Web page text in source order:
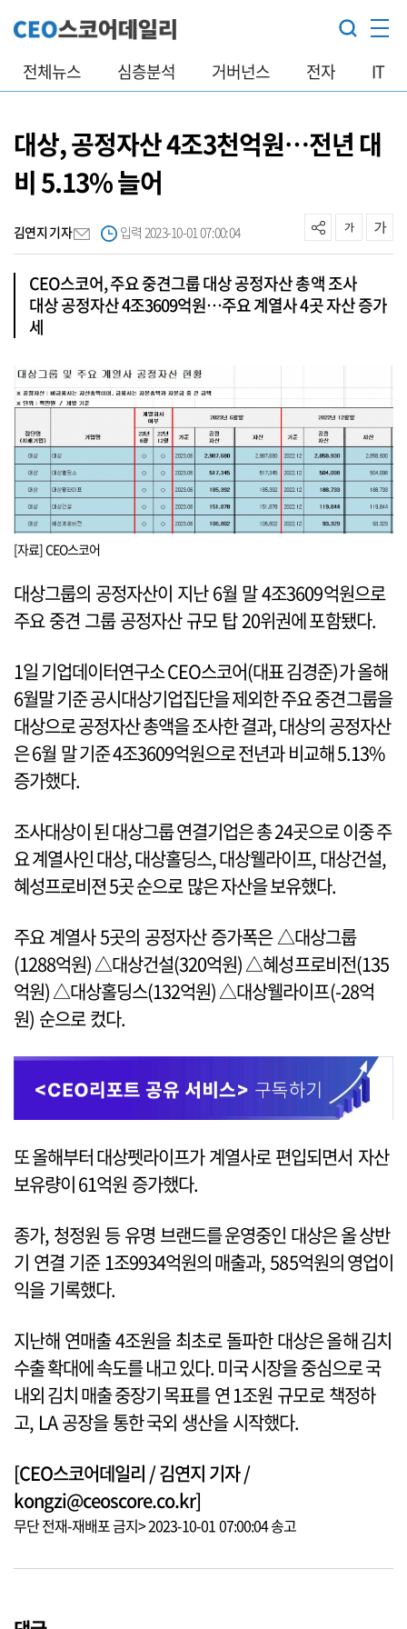
전체뉴스 심층분석 거버넌스 전자 IT
대상, 공정자산 4조3천억원…전년 대
비 5.13% 늘어
김연지 기자 입력 2023-10-01 07:00:04
CEO스코어, 주요 중견그룹 대상 공정자산 총액 조사
대상 공정자산 4조3609억원…주요 계열사 4곳 자산 증가
세
[자료] CEO스코어
대상그룹의 공정자산이 지난 6월 말 4조3609억원으로
주요 중견 그룹 공정자산 규모 탑 20위권에 포함됐다.
1일 기업데이터연구소 CEO스코어(대표 김경준)가 올해
6월말 기준 공시대상기업집단을 제외한 주요 중견그룹을
대상으로 공정자산 총액을 조사한 결과, 대상의 공정자산
은 6월 말 기준 4조3609억원으로 전년과 비교해 5.13%
증가했다.
조사대상이 된 대상그룹 연결기업은 총 24곳으로 이중 주
요 계열사인 대상, 대상홀딩스, 대상웰라이프, 대상건설,
혜성프로비젼 5곳 순으로 많은 자산을 보유했다.
주요 계열사 5곳의 공정자산 증가폭은 △대상그룹
(1288억원) △대상건설(320억원) △혜성프로비전(135
억원) △대상홀딩스(132억원) △대상웰라이프(-28억
원) 순으로 컸다.
또 올해부터 대상펫라이프가 계열사로 편입되면서 자산
보유량이 61억원 증가했다.
종가, 청정원 등 유명 브랜드를 운영중인 대상은 올 상반
기 연결 기준 1조9934억원의 매출과, 585억원의 영업이
익을 기록했다.
지난해 연매출 4조원을 최초로 돌파한 대상은 올해 김치
수출 확대에 속도를 내고 있다. 미국 시장을 중심으로 국
내외 김치 매출 중장기 목표를 연 1조원 규모로 책정하
고, LA 공장을 통한 국외 생산을 시작했다.
[CEO스코어데일리 / 김연지 기자 /
kongzi@ceoscore.co.kr]
무단 전재-재배포 금지> 2023-10-01 07:00:04 송고